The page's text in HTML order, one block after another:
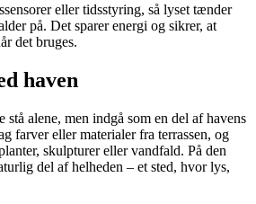
eller tidsstyring, så lyset tænder
på. Det sparer energi og sikrer, at
det bruges.
haven
alene, men indgå som en del af havens
farver eller materialer fra terrassen, og
skulpturer eller vandfald. På den
del af helheden – et sted, hvor lys,